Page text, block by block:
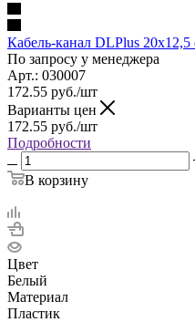
Кабель-канал DLPlus 20x12,5
По запросу у менеджера
Арт.: 030007
172.55 руб./шт
Варианты цен
172.55 руб./шт
Подробности
В корзину
Цвет
Белый
Материал
Пластик